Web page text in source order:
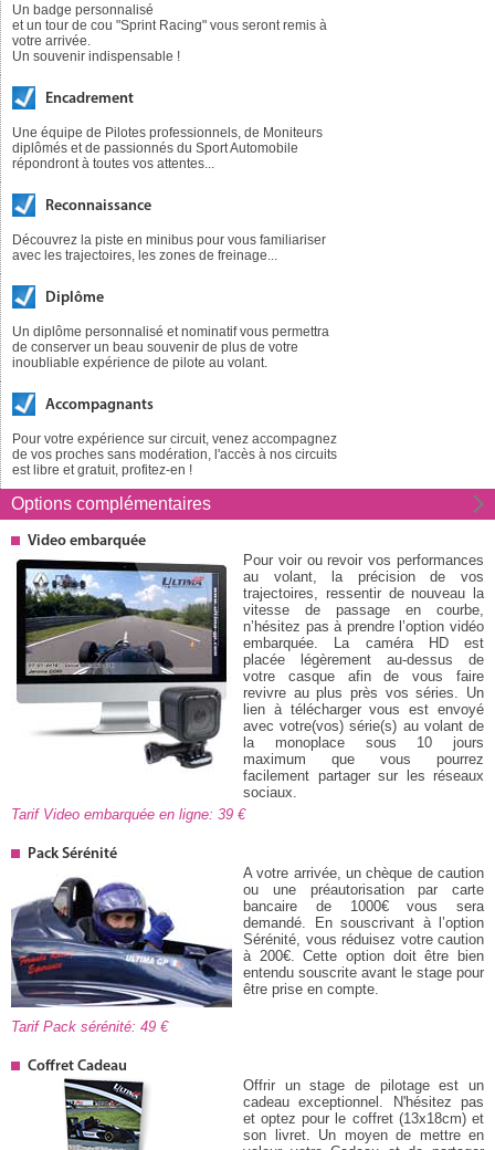
Un badge personnalisé
et un tour de cou "Sprint Racing" vous seront remis à
votre arrivée.
Un souvenir indispensable !
Encadrement
Une équipe de Pilotes professionnels, de Moniteurs
diplômés et de passionnés du Sport Automobile
répondront à toutes vos attentes...
Reconnaissance
Découvrez la piste en minibus pour vous familiariser
avec les trajectoires, les zones de freinage...
Diplôme
Un diplôme personnalisé et nominatif vous permettra
de conserver un beau souvenir de plus de votre
inoubliable expérience de pilote au volant.
Accompagnants
Pour votre expérience sur circuit, venez accompagnez
de vos proches sans modération, l'accès à nos circuits
est libre et gratuit, profitez-en !
Options complémentaires
Video embarquée
Pour voir ou revoir vos performances
au volant, la précision de vos
trajectoires, ressentir de nouveau la
vitesse de passage en courbe,
n’hésitez pas à prendre l’option vidéo
embarquée. La caméra HD est
placée légèrement au-dessus de
votre casque afin de vous faire
revivre au plus près vos séries. Un
lien à télécharger vous est envoyé
avec votre(vos) série(s) au volant de
la monoplace sous 10 jours
maximum que vous pourrez
facilement partager sur les réseaux
sociaux.
Tarif Video embarquée en ligne: 39
Pack Sérénité
A votre arrivée, un chèque de caution
ou une préautorisation par carte
bancaire de 1000€ vous sera
demandé. En souscrivant à l’option
Sérénité, vous réduisez votre caution
à 200€. Cette option doit être bien
entendu souscrite avant le stage pour
être prise en compte.
Tarif Pack sérénité: 49
Coffret Cadeau
Offrir un stage de pilotage est un
cadeau exceptionnel. N'hésitez pas
et optez pour le coffret (13x18cm) et
son livret. Un moyen de mettre en